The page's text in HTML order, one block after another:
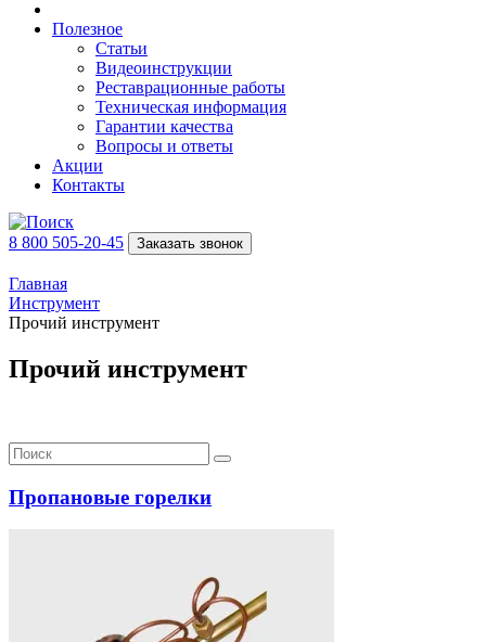
Полезное
Статьи
Видеоинструкции
Реставрационные работы
Техническая информация
Гарантии качества
Вопросы и ответы
Акции
Контакты
8 800 505-20-45 Заказать звонок
Главная
Инструмент
Прочий инструмент
Прочий инструмент
Пропановые горелки